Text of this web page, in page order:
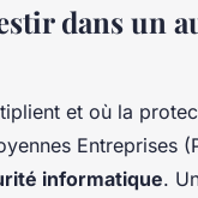
dans un
et où la
Entreprises
informatique.